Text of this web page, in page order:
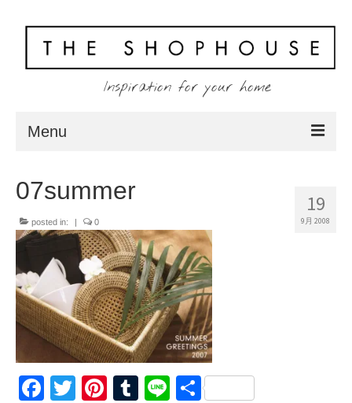
Inspiration for your home
Menu
Client
Shopping
Contact
Blog
19
9月 2008
07summer
posted in: | 0
Facebook
TwitterPinterest
Tumblr
Line共